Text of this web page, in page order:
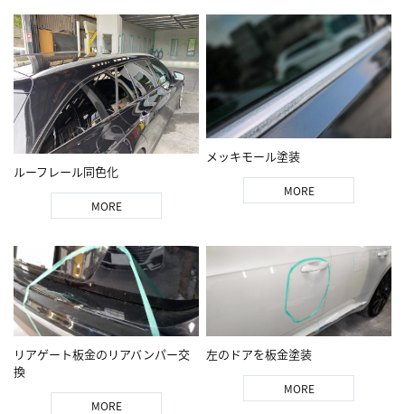
ルーフレール同色化
MORE
メッキモール塗装
MORE
リアゲート板金のリアバンパー交
換
MORE
左のドアを板金塗装
MORE